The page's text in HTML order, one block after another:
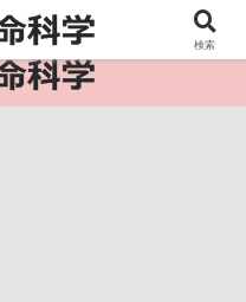
情報インフラ。
検索